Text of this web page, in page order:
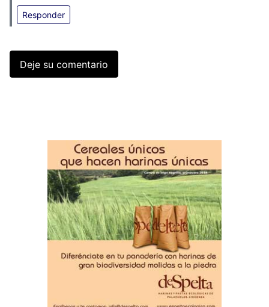
Responder
Deje su comentario